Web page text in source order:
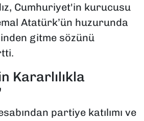
Cumhuriyet'in kurucusu
Atatürk’ün huzurunda
gitme sözünü
Kararlılıkla
partiye katılımı ve